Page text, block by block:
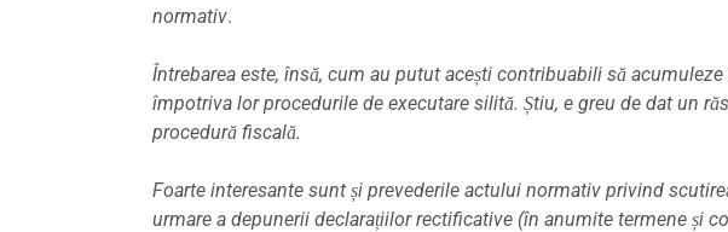
normativ.
Întrebarea este, însă, cum au putut acești contribuabili să
împotriva lor procedurile de executare silită. Știu, e greu de dat un
procedură fiscală.
Foarte interesante sunt și prevederile actului normativ privind
urmare a depunerii declarațiilor rectificative (în anumite termene și